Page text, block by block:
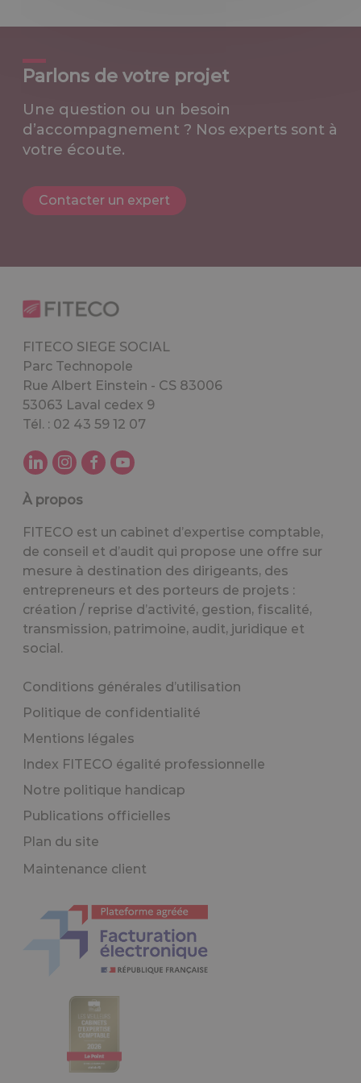
Parlons de votre projet
Une question ou un besoin
d’accompagnement ? Nos experts sont à
votre écoute.
Contacter un expert
FITECO SIEGE SOCIAL
Parc Technopole
Rue Albert Einstein - CS 83006
53063 Laval cedex 9
Tél. : 02 43 59 12 07
À propos
FITECO est un cabinet d’expertise comptable,
de conseil et d’audit qui propose une offre sur
mesure à destination des dirigeants, des
entrepreneurs et des porteurs de projets :
création / reprise d’activité, gestion, fiscalité,
transmission, patrimoine, audit, juridique et
social.
Conditions générales d’utilisation
Politique de confidentialité
Mentions légales
Index FITECO égalité professionnelle
Notre politique handicap
Publications officielles
Plan du site
Maintenance client